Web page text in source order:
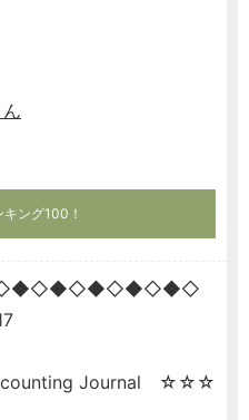
ング100！
Journal ☆☆☆